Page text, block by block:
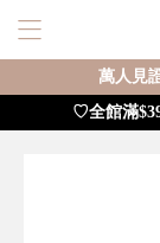
萬人見
♡全館滿